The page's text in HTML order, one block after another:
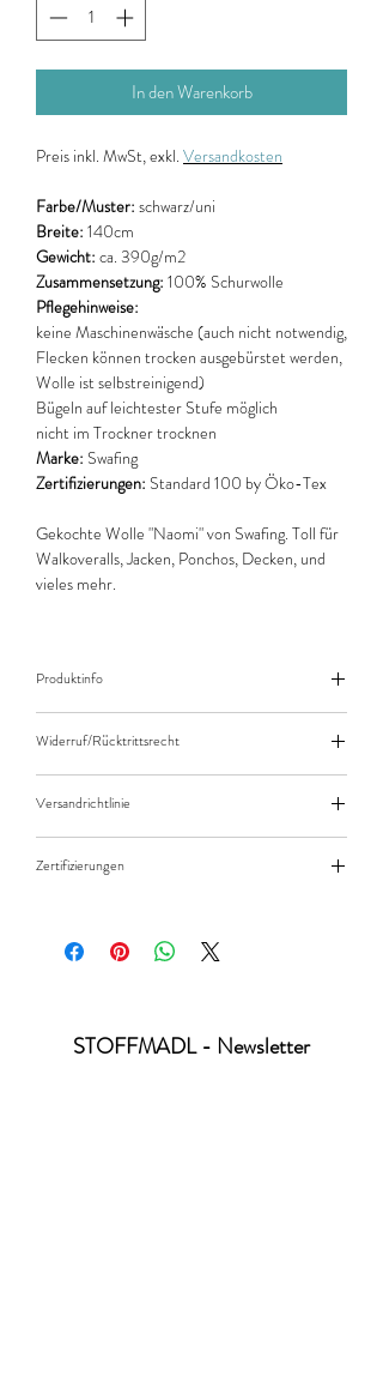
In den Warenkorb
Preis inkl. MwSt, exkl. Versandkosten
Farbe/Muster: schwarz/uni
Breite: 140cm
Gewicht: ca. 390g/m2
Zusammensetzung: 100% Schurwolle
Pflegehinweise:
keine Maschinenwäsche (auch nicht notwendig,
Flecken können trocken ausgebürstet werden,
Wolle ist selbstreinigend)
Bügeln auf leichtester Stufe möglich
nicht im Trockner trocknen
Marke: Swafing
Zertifizierungen: Standard 100 by Öko-Tex
Gekochte Wolle "Naomi" von Swafing. Toll für
Walkoveralls, Jacken, Ponchos, Decken, und
vieles mehr.
Produktinfo
10cm (0,1m) Länge des Stoffes.
Bei einer Bestellung von zB. 50cm (0,5m)
daher bitte Anzahl 5 eingeben.
Widerruf/Rücktrittsrecht
Versandrichtlinie
Zertifizierungen
STOFFMADL - Newsletter